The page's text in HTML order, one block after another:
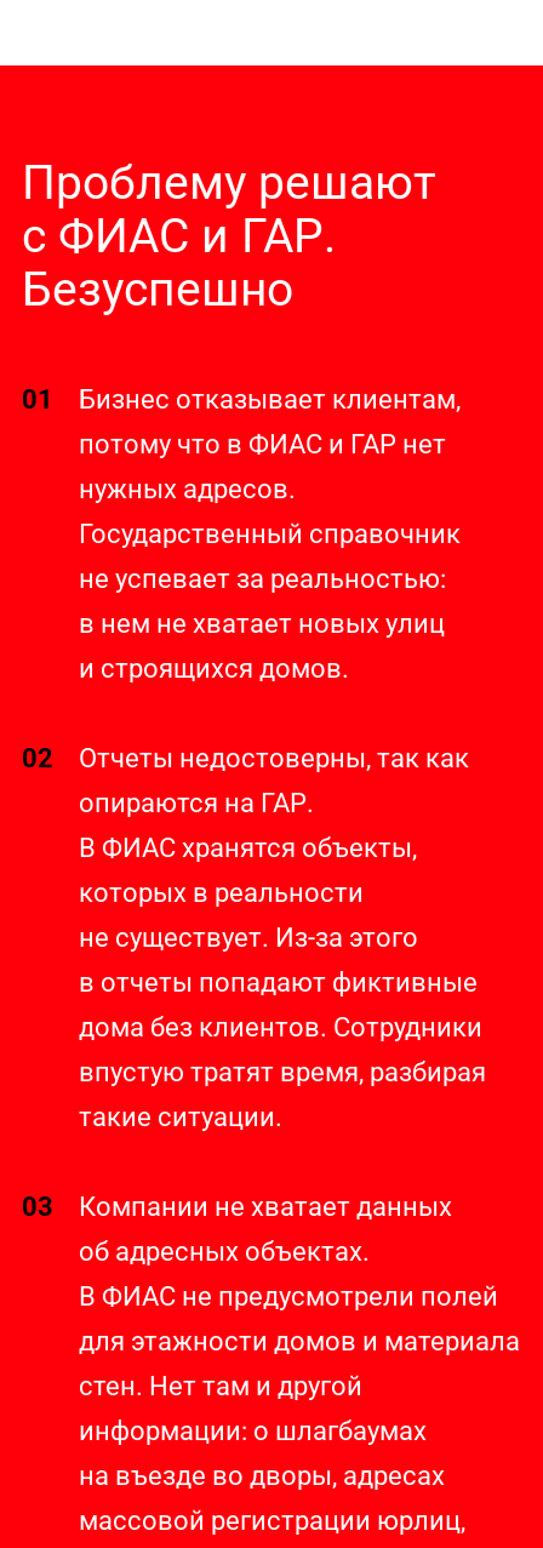
Проблему решают
с ФИАС и ГАР.
Безуспешно
01
Бизнес отказывает клиентам,
потому что в ФИАС и ГАР нет
нужных адресов.
Государственный справочник
не успевает за реальностью:
в нем не хватает новых улиц
и строящихся домов.
02
Отчеты недостоверны, так как
опираются на ГАР.
В ФИАС хранятся объекты,
которых в реальности
не существует. Из-за этого
в отчеты попадают фиктивные
дома без клиентов. Сотрудники
впустую тратят время, разбирая
такие ситуации.
03
Компании не хватает данных
об адресных объектах.
В ФИАС не предусмотрели полей
для этажности домов и материала
стен. Нет там и другой
информации: о шлагбаумах
на въезде во дворы, адресах
массовой регистрации юрлиц,